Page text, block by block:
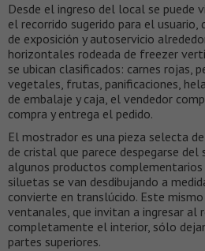
Desde el ingreso del local se puede
el recorrido sugerido para el
de exposición y autoservicio
horizontales rodeada de freezer
se ubican clasificados: carnes rojas,
vegetales, frutas, panificaciones,
de embalaje y caja, el vendedor
compra y entrega el pedido.
El mostrador es una pieza selecta
de cristal que parece despegarse del
algunos productos complementarios
siluetas se van desdibujando a
convierte en translúcido. Este
ventanales, que invitan a ingresar al
completamente el interior, sólo
partes superiores.